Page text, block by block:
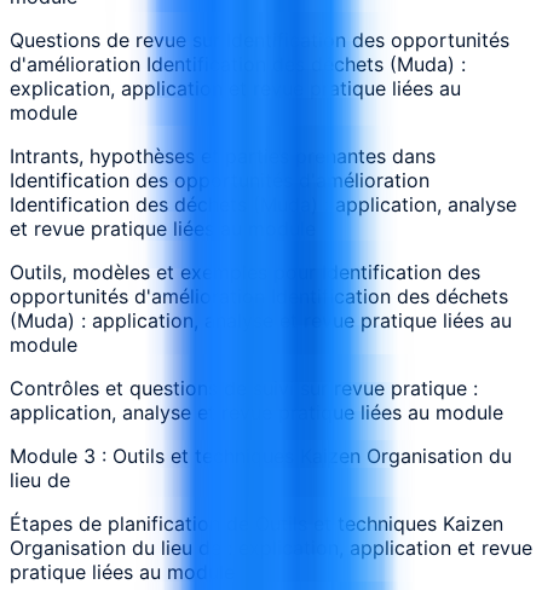
Questions de revue sur Identification des opportunités
d'amélioration Identification des déchets (Muda) :
explication, application et revue pratique liées au
module
Intrants, hypothèses et parties prenantes dans
Identification des opportunités d'amélioration
Identification des déchets (Muda) : application, analyse
et revue pratique liées au module
Outils, modèles et exemples pour Identification des
opportunités d'amélioration Identification des déchets
(Muda) : application, analyse et revue pratique liées au
module
Contrôles et questions de suivi sur revue pratique :
application, analyse et revue pratique liées au module
Module 3 : Outils et techniques Kaizen Organisation du
lieu de
Étapes de planification de Outils et techniques Kaizen
Organisation du lieu de : explication, application et revue
pratique liées au module